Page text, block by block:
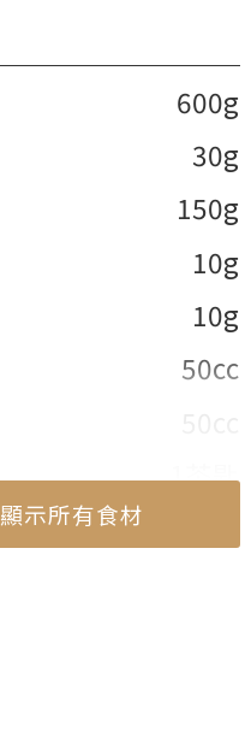
600g
30g
150g
10g
10g
50cc
1茶匙
顯示所有食材